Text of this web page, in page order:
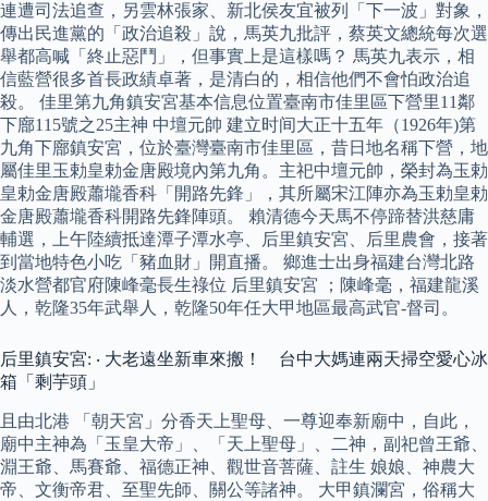
連遭司法追查，另雲林張家、新北侯友宜被列「下一波」對象，
傳出民進黨的「政治追殺」說，馬英九批評，蔡英文總統每次選
舉都高喊「終止惡鬥」，但事實上是這樣嗎？ 馬英九表示，相
信藍營很多首長政績卓著，是清白的，相信他們不會怕政治追
殺。 佳里第九角鎮安宮基本信息位置臺南市佳里區下營里11鄰
下廍115號之25主神 中壇元帥 建立时间大正十五年（1926年)第
九角下廍鎮安宮，位於臺灣臺南市佳里區，昔日地名稱下營，地
屬佳里玉勅皇勅金唐殿境內第九角。主祀中壇元帥，榮封為玉勅
皇勅金唐殿蕭壠香科「開路先鋒」，其所屬宋江陣亦為玉勅皇勅
金唐殿蕭壠香科開路先鋒陣頭。 賴清德今天馬不停蹄替洪慈庸
輔選，上午陸續抵達潭子潭水亭、后里鎮安宮、后里農會，接著
到當地特色小吃「豬血財」開直播。 鄉進士出身福建台灣北路
淡水營都官府陳峰毫長生祿位 后里鎮安宮 ；陳峰毫，福建龍溪
人，乾隆35年武舉人，乾隆50年任大甲地區最高武官-督司。
后里鎮安宮: ‧ 大老遠坐新車來搬！ 台中大媽連兩天掃空愛心冰
箱「剩芋頭」
且由北港 「朝天宮」分香天上聖母、一尊迎奉新廟中，自此，
廟中主神為「玉皇大帝」、「天上聖母」、二神，副祀曾王爺、
淵王爺、馬賽爺、福德正神、觀世音菩薩、註生 娘娘、神農大
帝、文衡帝君、至聖先師、關公等諸神。 大甲鎮瀾宮，俗稱大